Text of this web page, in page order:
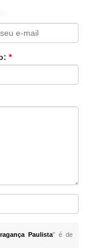
*
Paulista" é de